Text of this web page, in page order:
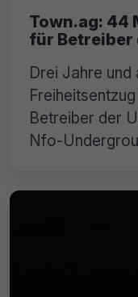
Town.ag: 44
für Betreiber
Drei Jahre
Betreiber der
Nfo-